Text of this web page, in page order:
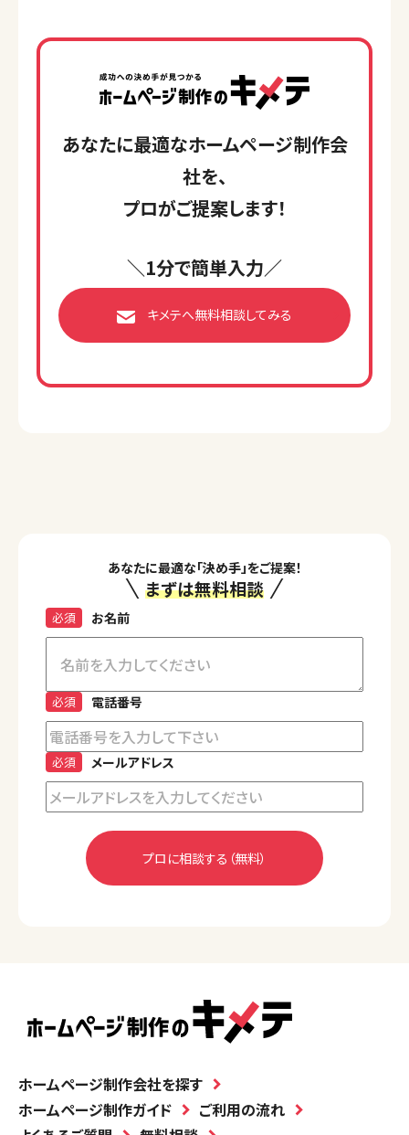
あなたに最適なホームページ制作会
社を、
プロがご提案します！
＼1分で簡単入力／
キメテへ無料相談してみる
あなたに最適な「決め手」をご提案！
まずは無料相談
お名前
必須
電話番号
必須
メールアドレス
必須
ホームページ制作会社を探す
ホームページ制作ガイド
ご利用の流れ